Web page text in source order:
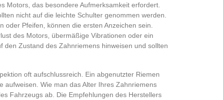
Motors, das besondere Aufmerksamkeit erfordert.
nicht auf die leichte Schulter genommen werden.
oder Pfeifen, können die ersten Anzeichen sein.
des Motors, übermäßige Vibrationen oder ein
den Zustand des Zahnriemens hinweisen und sollten
oft aufschlussreich. Ein abgenutzter Riemen
aufweisen. Wie man das Alter Ihres Zahnriemens
Fahrzeugs ab. Die Empfehlungen des Herstellers